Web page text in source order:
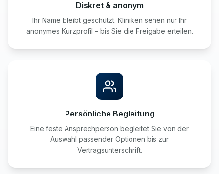
Diskret & anonym
Ihr Name bleibt geschützt. Kliniken sehen nur Ihr
anonymes Kurzprofil – bis Sie die Freigabe erteilen.
Persönliche Begleitung
Eine feste Ansprechperson begleitet Sie von der
Auswahl passender Optionen bis zur
Vertragsunterschrift.